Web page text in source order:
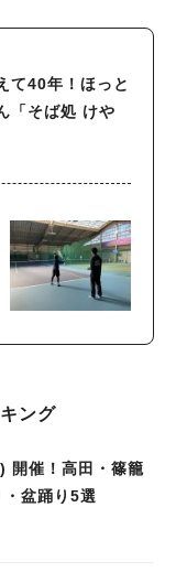
て40年！ほっと
「そば処 けや
ング
開催！高田・篠籠
・盆踊り5選